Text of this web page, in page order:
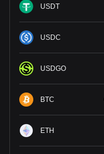
USDT
USDC
USDGO
BTC
ETH